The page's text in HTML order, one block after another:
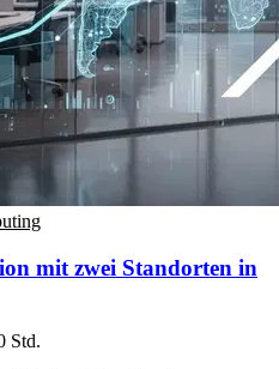
mit zwei Standorten in
Std.